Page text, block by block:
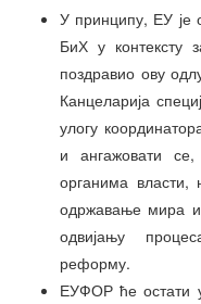
У принципу, ЕУ је
БиХ у контексту
поздравио ову
Канцеларија
улогу
и ангажовати се,
органима власти,
одржавање мира
одвијању
реформу.
ЕУФОР ће остати